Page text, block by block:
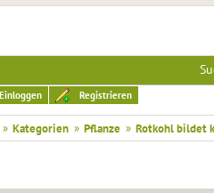
Einloggen Registrieren
» Kategorien » Pflanze » Rotkohl bildet